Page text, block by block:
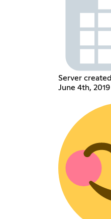
Server created
June 4th, 2019